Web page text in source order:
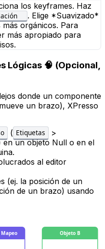
los keyframes. Haz
. Elige *Suavizado*
orgánicos. Para
más apropiado para
Lógicas 🧠 (Opcional,
donde un componente
un brazo), XPresso
( Etiquetas >
en un objeto Nullo en el
al editor
(ej. la posición de un
de un brazo) usando
Mapeo Objeto B